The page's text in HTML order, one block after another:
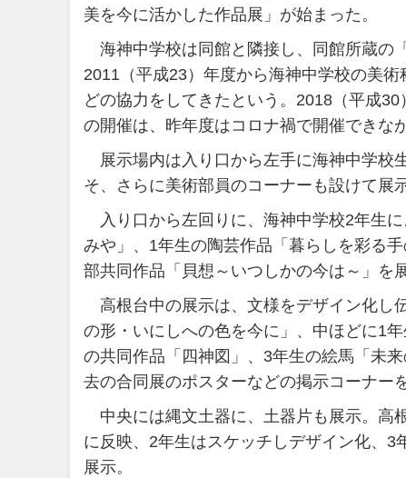
美を今に活かした作品展」が始まった。
海神中学校は同館と隣接し、同館所蔵の
2011（平成23）年度から海神中学校の美
どの協力をしてきたという。2018（平成
の開催は、昨年度はコロナ禍で開催できな
展示場内は入り口から左手に海神中学校
そ、さらに美術部員のコーナーも設けて展
入り口から左回りに、海神中学校2年生
みや」、1年生の陶芸作品「暮らしを彩る
部共同作品「貝想～いつしかの今は～」を
高根台中の展示は、文様をデザイン化し
の形・いにしへの色を今に」、中ほどに1
の共同作品「四神図」、3年生の絵馬「未
去の合同展のポスターなどの掲示コーナー
中央には縄文土器に、土器片も展示。高
に反映、2年生はスケッチしデザイン化、
展示。